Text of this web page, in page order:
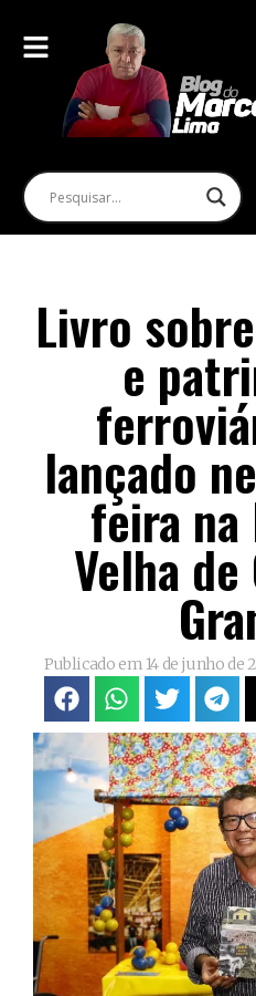
Livro
e
lançado
feira na
Velha
Publicado em 14 de junho de